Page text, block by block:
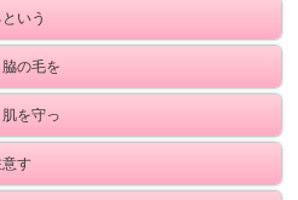
いう
の毛を
を守っ
す